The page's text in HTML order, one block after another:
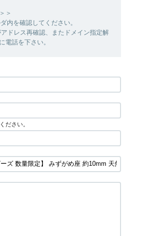
＞
内を確認してください。
ドレス再確認、またドメイン指定解
電話を下さい。
ださい。